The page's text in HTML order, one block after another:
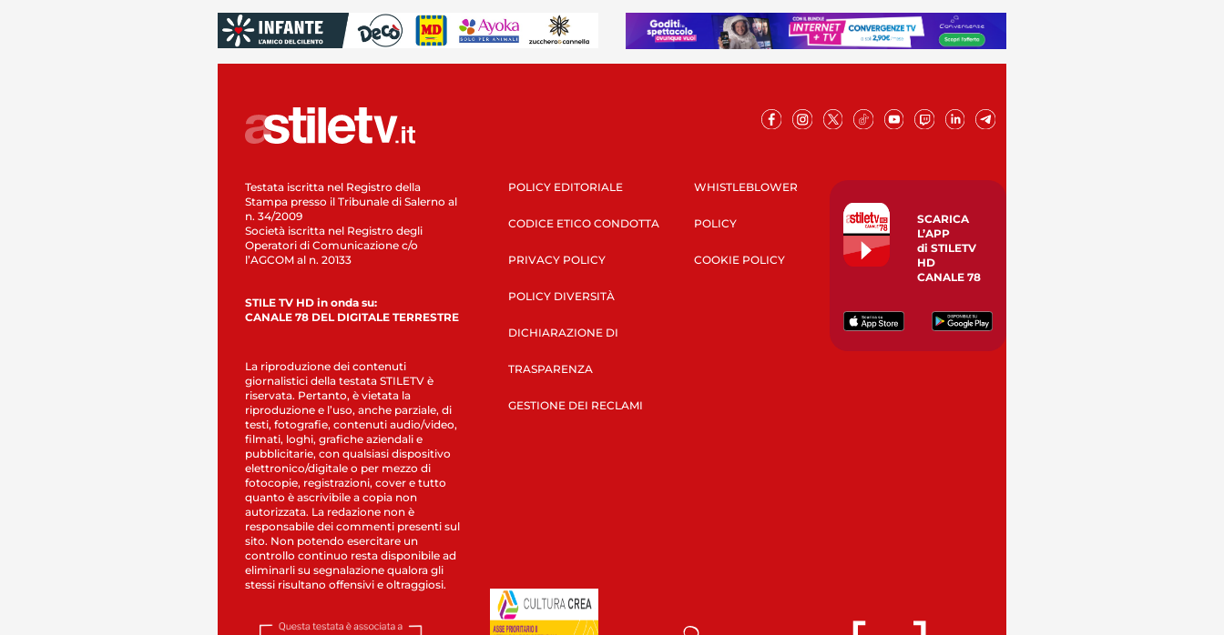
Testata iscritta nel Registro della
Stampa presso il Tribunale di Salerno al
n. 34/2009
Società iscritta nel Registro degli
Operatori di Comunicazione c/o
l’AGCOM al n. 20133
STILE TV HD in onda su:
CANALE 78 DEL DIGITALE TERRESTRE
La riproduzione dei contenuti
giornalistici della testata STILETV è
riservata. Pertanto, è vietata la
riproduzione e l’uso, anche parziale, di
testi, fotografie, contenuti audio/video,
filmati, loghi, grafiche aziendali e
pubblicitarie, con qualsiasi dispositivo
elettronico/digitale o per mezzo di
fotocopie, registrazioni, cover e tutto
quanto è ascrivibile a copia non
autorizzata. La redazione non è
responsabile dei commenti presenti sul
sito. Non potendo esercitare un
controllo continuo resta disponibile ad
eliminarli su segnalazione qualora gli
stessi risultano offensivi e oltraggiosi.
POLICY EDITORIALE
CODICE ETICO CONDOTTA
PRIVACY POLICY
POLICY DIVERSITÀ
DICHIARAZIONE DI
TRASPARENZA
GESTIONE DEI RECLAMI
WHISTLEBLOWER
POLICY
COOKIE POLICY
SCARICA
L’APP
di STILETV
HD
CANALE 78